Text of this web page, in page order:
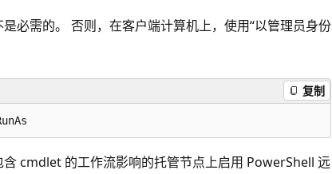
必需的。 否则，在客户端计算机上，使用“以管理员身份
复制
cmdlet 的工作流影响的托管节点上启用 PowerShell 远